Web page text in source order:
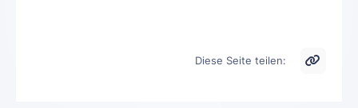
Diese Seite teilen: